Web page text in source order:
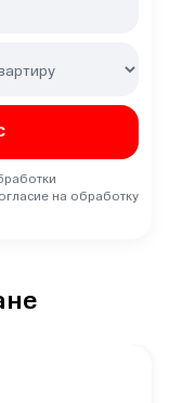
на обработку